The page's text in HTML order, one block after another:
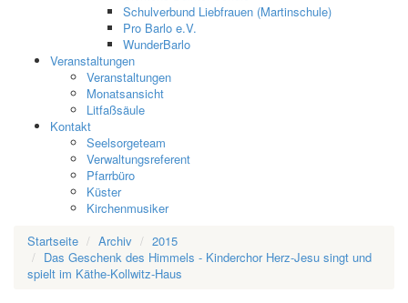
Schulverbund Liebfrauen (Martinschule)
Pro Barlo e.V.
WunderBarlo
Veranstaltungen
Veranstaltungen
Monatsansicht
Litfaßsäule
Kontakt
Seelsorgeteam
Verwaltungsreferent
Pfarrbüro
Küster
Kirchenmusiker
Startseite
Archiv
2015
Das Geschenk des Himmels - Kinderchor Herz-Jesu singt und
spielt im Käthe-Kollwitz-Haus